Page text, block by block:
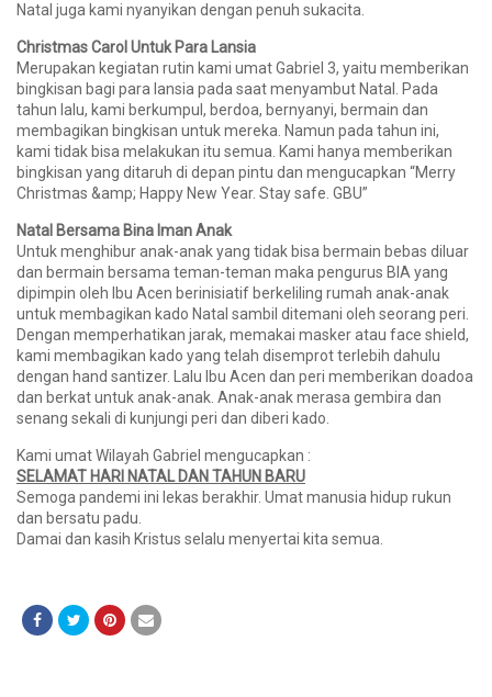
Natal juga kami nyanyikan dengan penuh sukacita.
Christmas Carol Untuk Para Lansia
Merupakan kegiatan rutin kami umat Gabriel 3, yaitu memberikan
bingkisan bagi para lansia pada saat menyambut Natal. Pada
tahun lalu, kami berkumpul, berdoa, bernyanyi, bermain dan
membagikan bingkisan untuk mereka. Namun pada tahun ini,
kami tidak bisa melakukan itu semua. Kami hanya memberikan
bingkisan yang ditaruh di depan pintu dan mengucapkan “Merry
Christmas &amp; Happy New Year. Stay safe. GBU”
Natal Bersama Bina Iman Anak
Untuk menghibur anak-anak yang tidak bisa bermain bebas diluar
dan bermain bersama teman-teman maka pengurus BIA yang
dipimpin oleh Ibu Acen berinisiatif berkeliling rumah anak-anak
untuk membagikan kado Natal sambil ditemani oleh seorang peri.
Dengan memperhatikan jarak, memakai masker atau face shield,
kami membagikan kado yang telah disemprot terlebih dahulu
dengan hand santizer. Lalu Ibu Acen dan peri memberikan doadoa
dan berkat untuk anak-anak. Anak-anak merasa gembira dan
senang sekali di kunjungi peri dan diberi kado.
Kami umat Wilayah Gabriel mengucapkan :
SELAMAT HARI NATAL DAN TAHUN BARU
Semoga pandemi ini lekas berakhir. Umat manusia hidup rukun
dan bersatu padu.
Damai dan kasih Kristus selalu menyertai kita semua.